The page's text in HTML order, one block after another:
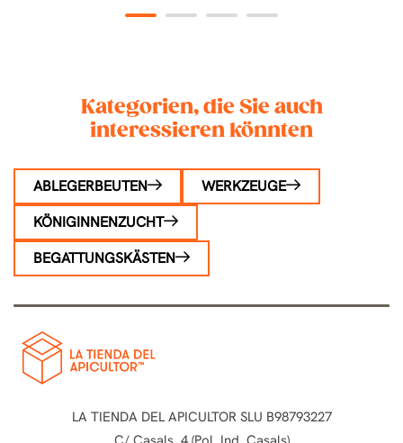
1 2 3 4
Kategorien, die Sie auch
interessieren könnten
ABLEGERBEUTEN
WERKZEUGE
KÖNIGINNENZUCHT
BEGATTUNGSKÄSTEN
LA TIENDA DEL APICULTOR SLU B98793227